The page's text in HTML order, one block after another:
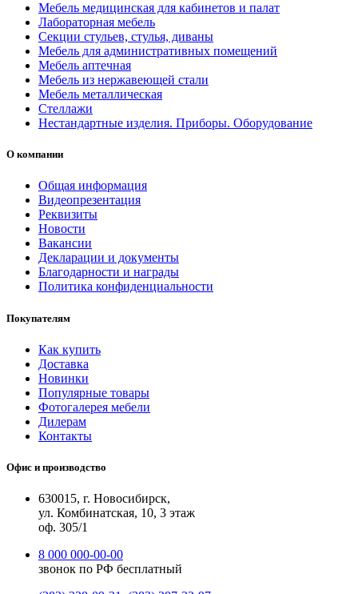
Мебель медицинская для кабинетов и палат
Лабораторная мебель
Секции стульев, стулья, диваны
Мебель для административных помещений
Мебель аптечная
Мебель из нержавеющей стали
Мебель металлическая
Стеллажи
Нестандартные изделия. Приборы. Оборудование
О компании
Общая информация
Видеопрезентация
Реквизиты
Новости
Вакансии
Декларации и документы
Благодарности и награды
Политика конфиденциальности
Покупателям
Как купить
Доставка
Новинки
Популярные товары
Фотогалерея мебели
Дилерам
Контакты
Офис и производство
630015, г. Новосибирск,
ул. Комбинатская, 10, 3 этаж
оф. 305/1
8 000 000-00-00
звонок по РФ бесплатный